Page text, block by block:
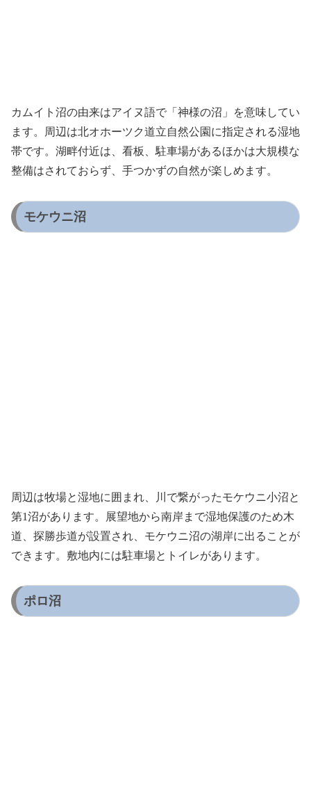
カムイト沼の由来はアイヌ語で「神様の沼」を意味してい
ます。周辺は北オホーツク道立自然公園に指定される湿地
帯です。湖畔付近は、看板、駐車場があるほかは大規模な
整備はされておらず、手つかずの自然が楽しめます。
モケウニ沼
周辺は牧場と湿地に囲まれ、川で繋がったモケウニ小沼と
第1沼があります。展望地から南岸まで湿地保護のため木
道、探勝歩道が設置され、モケウニ沼の湖岸に出ることが
できます。敷地内には駐車場とトイレがあります。
ポロ沼